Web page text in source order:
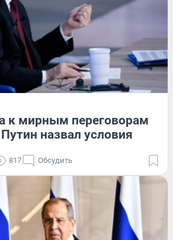
к мирным переговорам
назвал условия
817 Обсудить